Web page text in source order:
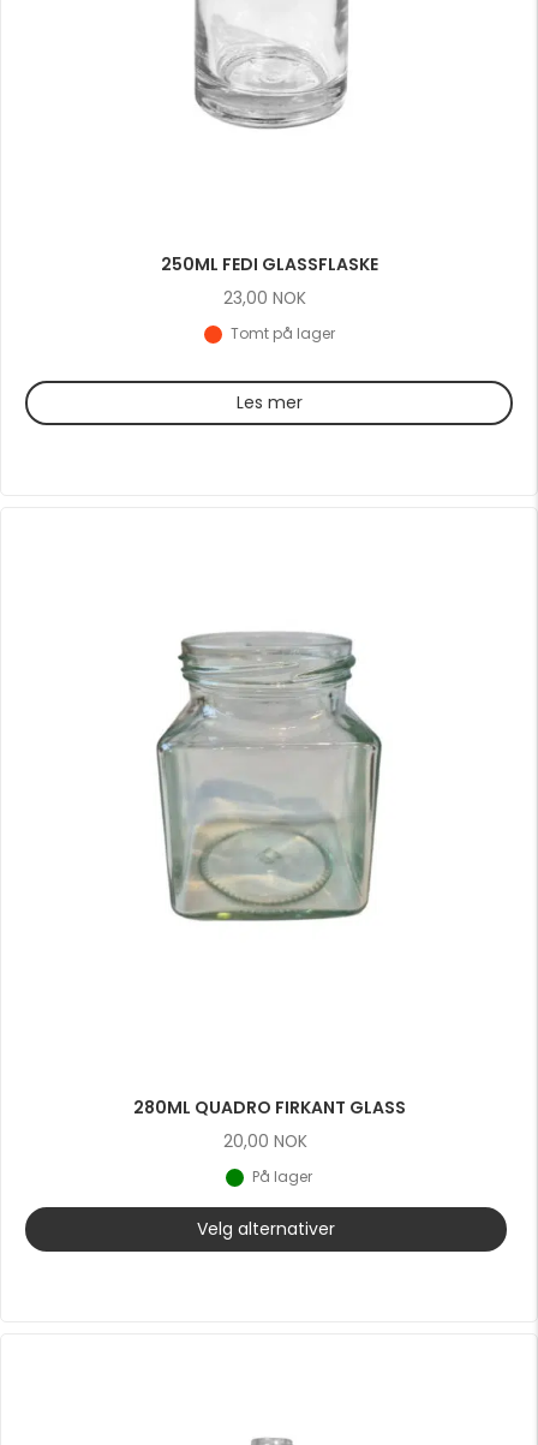
250ML FEDI GLASSFLASKE
23,00 NOK
Tomt på lager
Les mer
280ML QUADRO FIRKANT GLASS
20,00 NOK
På lager
Velg alternativer